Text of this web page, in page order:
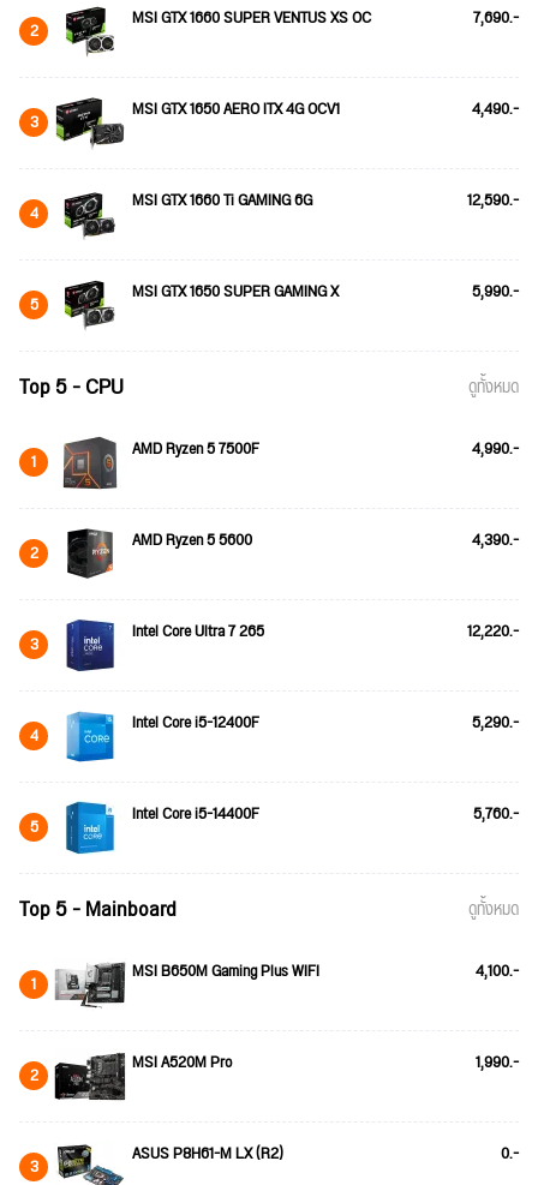
2 MSI GTX 1660 SUPER VENTUS XS OC 7,690.-
3 MSI GTX 1650 AERO ITX 4G OCV1 4,490.-
4 MSI GTX 1660 Ti GAMING 6G 12,590.-
5 MSI GTX 1650 SUPER GAMING X 5,990.-
Top 5 - CPU ดูทั้งหมด
1 AMD Ryzen 5 7500F 4,990.-
2 AMD Ryzen 5 5600 4,390.-
3 Intel Core Ultra 7 265 12,220.-
4 Intel Core i5-12400F 5,290.-
5 Intel Core i5-14400F 5,760.-
Top 5 - Mainboard ดูทั้งหมด
1 MSI B650M Gaming Plus WIFI 4,100.-
2 MSI A520M Pro 1,990.-
3 ASUS P8H61-M LX (R2) 0.-